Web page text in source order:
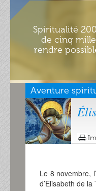
Spiritualité
de cinq
rendre
Aventure
Le 8 novembre,
d’Elisabeth de la